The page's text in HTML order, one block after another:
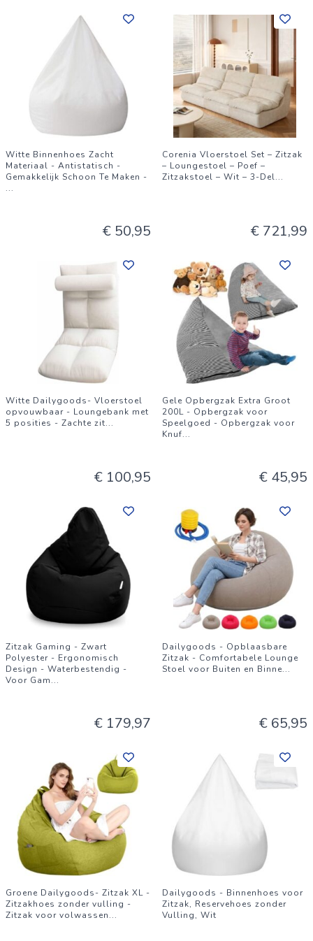
Witte Binnenhoes Zacht
Materiaal - Antistatisch -
Gemakkelijk Schoon Te Maken -
...
€ 50,95
Corenia Vloerstoel Set – Zitzak
– Loungestoel – Poef –
Zitzakstoel – Wit – 3-Del...
€ 721,99
Witte Dailygoods- Vloerstoel
opvouwbaar - Loungebank met
5 posities - Zachte zit...
€ 100,95
Gele Opbergzak Extra Groot
200L - Opbergzak voor
Speelgoed - Opbergzak voor
Knuf...
€ 45,95
Zitzak Gaming - Zwart
Polyester - Ergonomisch
Design - Waterbestendig -
Voor Gam...
€ 179,97
Dailygoods - Opblaasbare
Zitzak - Comfortabele Lounge
Stoel voor Buiten en Binne...
€ 65,95
Groene Dailygoods- Zitzak XL -
Zitzakhoes zonder vulling -
Zitzak voor volwassen...
Dailygoods - Binnenhoes voor
Zitzak, Reservehoes zonder
Vulling, Wit